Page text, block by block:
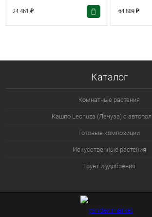
24 461 ₽ 64 809 ₽
Каталог
Комнатные растения
Кашпо Lechuza (Лечуза) с
Готовые композиции
Искусственные растения
Грунт и удобрения